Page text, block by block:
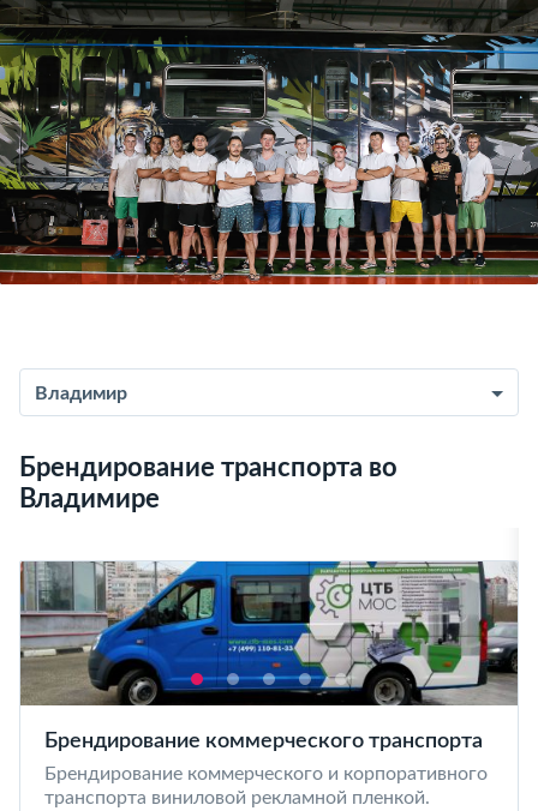
Владимир
Брендирование транспорта во
Владимире
Брендирование коммерческого транспорта
Брендирование коммерческого и корпоративного
транспорта виниловой рекламной пленкой.